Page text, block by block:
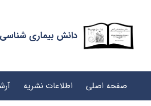
دانش بیماری
صفحه اصلی اطلاعات نشریه